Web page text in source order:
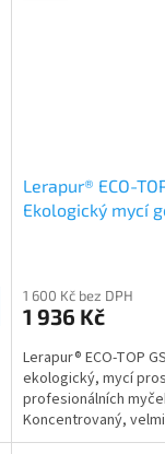
Lerapur® ECO-
Ekologický mycí
1 600 Kč bez DPH
1 936 Kč
Lerapur® ECO-TOP
ekologický, mycí
profesionálních
Koncentrovaný,
typy profesionálních